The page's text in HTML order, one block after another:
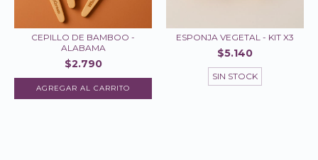
CEPILLO DE BAMBOO -
ALABAMA
$2.790
AGREGAR AL CARRITO
ESPONJA VEGETAL - KIT X3
$5.140
SIN STOCK